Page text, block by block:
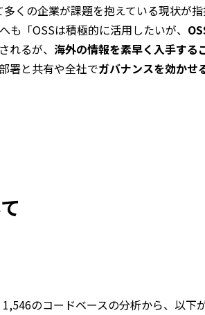
くの企業が課題を抱えている現状が指
「OSSは積極的に活用したいが、
れるが、 海外の情報を素早く入手する
署と共有や全社でガバナンスを効かせ
のコードベースの分析から、以下